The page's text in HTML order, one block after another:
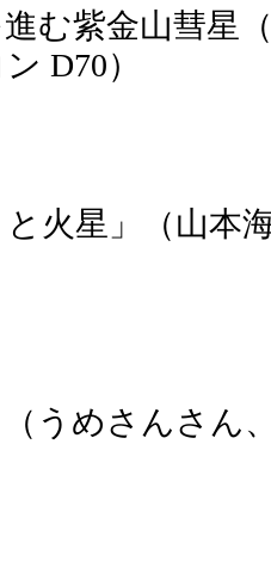
進む紫金山彗星
D70）
と火星」（山本
（うめさんさん